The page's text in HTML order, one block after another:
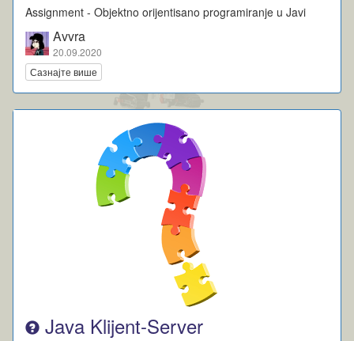
Assignment - Objektno orijentisano programiranje u Javi
Avvra
20.09.2020
Сазнајте више
Java Klijent-Server